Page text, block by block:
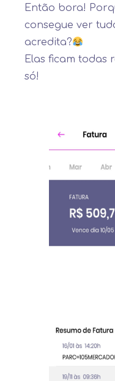
Então bora!
consegue ver
acredita?
Elas ficam todas
só!